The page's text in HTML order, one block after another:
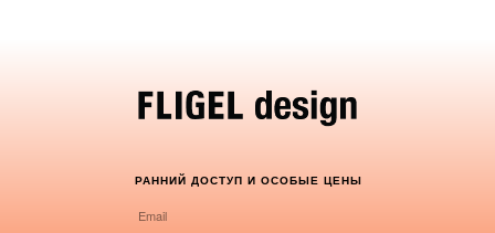
РАННИЙ ДОСТУП И ОСОБЫЕ ЦЕНЫ